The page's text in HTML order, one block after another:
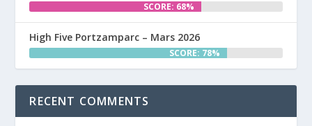
SCORE: 68%
High Five Portzamparc – Mars 2026
SCORE: 78%
RECENT COMMENTS